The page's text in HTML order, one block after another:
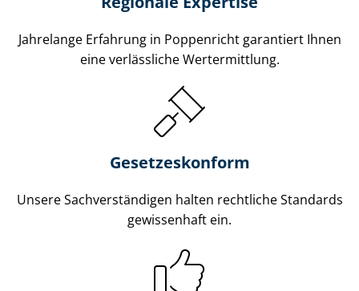
Jahrelange Erfahrung in Poppenricht garantiert Ihnen
eine verlässliche Wertermittlung.
Gesetzes­konform
Unsere Sach­ver­stän­di­gen halten rechtliche Standards
gewissenhaft ein.